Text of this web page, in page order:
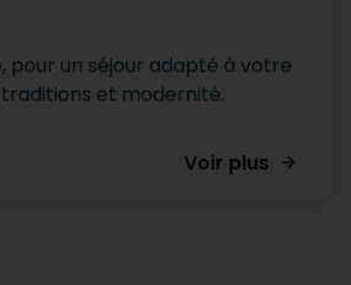
pour un séjour adapté à votre
et modernité.
Voir plus